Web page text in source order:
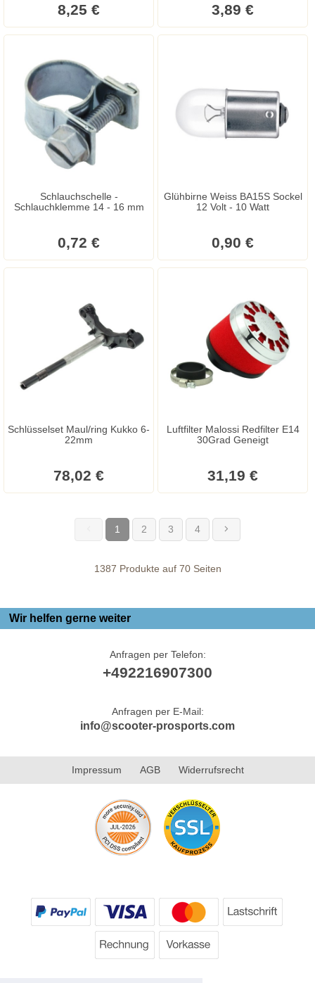
8,25 € 3,89 €
Schlauchschelle -
Schlauchklemme 14 - 16 mm
0,72 €
Glühbirne Weiss BA15S Sockel
12 Volt - 10 Watt
0,90 €
Schlüsselset Maul/ring Kukko 6-
22mm
78,02 €
Luftfilter Malossi Redfilter E14
30Grad Geneigt
31,19 €
1 (current)
2 3 4
1387 Produkte auf 70 Seiten
Wir helfen gerne weiter
Anfragen per Telefon:
+492216907300
Anfragen per E-Mail:
info@scooter-prosports.com
Impressum AGB Widerrufsrecht